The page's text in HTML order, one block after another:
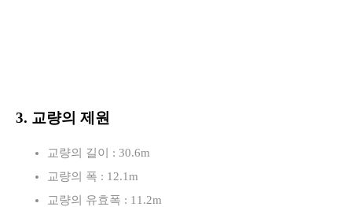
3. 교량의 제원
교량의 길이 : 30.6m
교량의 폭 : 12.1m
교량의 유효폭 : 11.2m